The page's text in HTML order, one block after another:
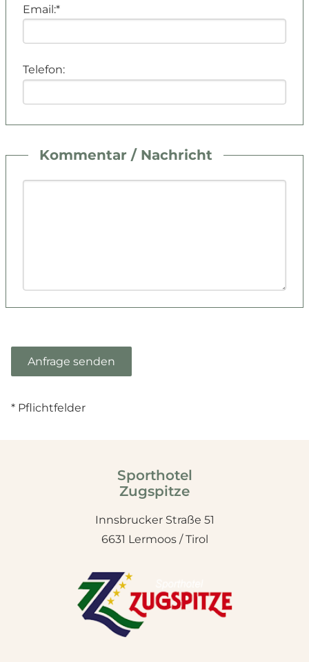
Email:*
Telefon:
Kommentar / Nachricht
* Pflichtfelder
Sporthotel
Zugspitze
Innsbrucker Straße 51
6631 Lermoos / Tirol